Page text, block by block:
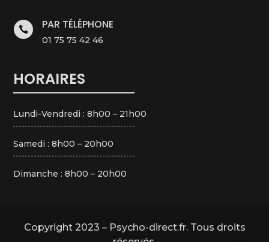
 PAR TÉLÉPHONE
01 75 75 42 46
HORAIRES
Lundi-Vendredi : 8h00 – 21h00
Samedi : 8h00 – 20h00
Dimanche : 8h00 – 20h00
Copyright 2023 – Psycho-direct.fr. Tous droits